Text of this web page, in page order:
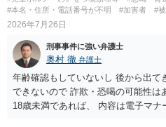
#本名・住所・電話番号が不明
#加害者 #
2026年7月26日
刑事事件に強い弁護士
奥村 徹 弁護士
年齢確認もしていないし 後から出て
できないので 詐欺・恐喝の可能性は
18歳未満であれば、 内容は電子マ